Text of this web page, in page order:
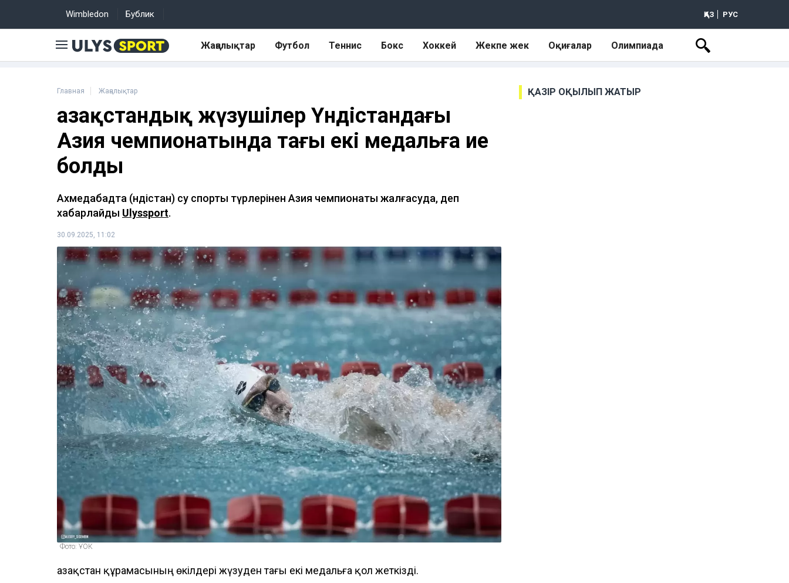
Wimbledon Бублик ҚАЗ РУС
Жаңалықтар Футбол Теннис Бокс Хоккей Жекпе жек Оқиғалар Олимпиада
Главная Жаңалықтар
Қазақстандық жүзушілер Үндістандағы
Азия чемпионатында тағы екі медальға ие
болды
Ахмедабадта (Үндістан) су спорты түрлерінен Азия чемпионаты жалғасуда, деп
хабарлайды Ulyssport.
30.09.2025, 11:02
Фото: ҰОК
Қазақстан құрамасының өкілдері жүзуден тағы екі медальға қол жеткізді.
ҚАЗІР ОҚЫЛЫП ЖАТЫР